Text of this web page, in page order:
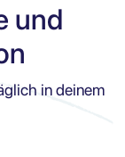
und
in deinem